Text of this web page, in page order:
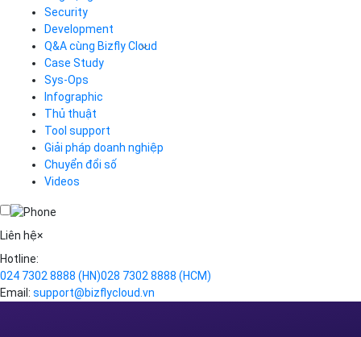
Load Balancer
Auto Scaling
Container Registry
Kubernetes
Cloud Database
Call Center
Business Email
Simple Storage
VOD
VPN
Traffic Manager
Cloud VPS
Videos
Security
Development
Q&A cùng Bizfly Cloud
Q&A về Bizfly Cloud Server
Thao tác kết nối tới server
Videos
Q&A về Bizfly Business Email
Videos
Case Study
Sys-Ops
Infographic
Thủ thuật
Tool support
Giải pháp doanh nghiệp
Chuyển đổi số
Videos
Liên hệ×
Hotline:
024 7302 8888 (HN)028 7302 8888 (HCM)
Email: support@bizflycloud.vn